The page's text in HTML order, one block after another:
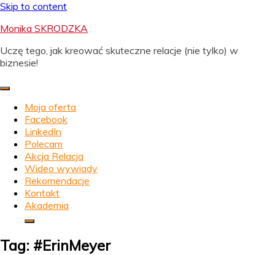
Skip to content
Monika SKRODZKA
Uczę tego, jak kreować skuteczne relacje (nie tylko) w
biznesie!
Moja oferta
Facebook
LinkedIn
Polecam
Akcja Relacja
Wideo wywiady
Rekomendacje
Kontakt
Akademia
Tag: #ErinMeyer